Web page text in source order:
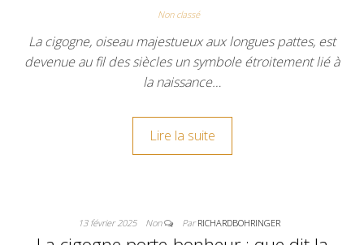
Non classé
La cigogne, oiseau majestueux aux longues pattes, est
devenue au fil des siècles un symbole étroitement lié à
la naissance…
Lire la suite
13 février 2025 Non ParRICHARDBOHRINGER